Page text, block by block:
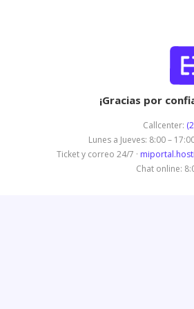
¡Gracias por
Callcenter:
Lunes a Jueves: 8:00 –
Ticket y correo 24/7 ·
Chat online: